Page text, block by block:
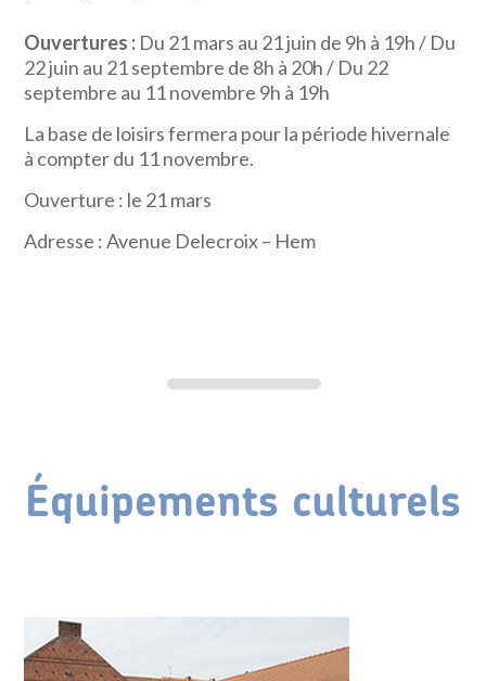
Ouvertures : Du 21 mars au 21 juin de 9h à 19h / Du
22 juin au 21 septembre de 8h à 20h / Du 22
septembre au 11 novembre 9h à 19h
La base de loisirs fermera pour la période hivernale
à compter du 11 novembre.
Ouverture : le 21 mars
Adresse : Avenue Delecroix – Hem
Équipements culturels